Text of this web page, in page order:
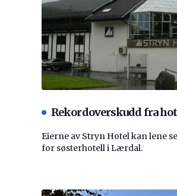
Rekordoverskudd fra
Eierne av Stryn Hotel kan lene
for søsterhotell i Lærdal.